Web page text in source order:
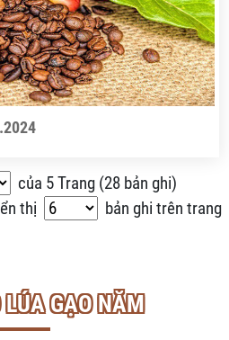
của 5Trang (28 bản ghi)
thị
bản ghi trên trang
LÚA GẠO NĂM